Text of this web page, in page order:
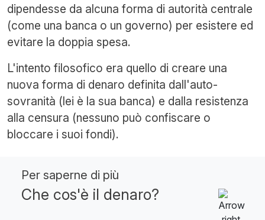
dipendesse da alcuna forma di autorità centrale
(come una banca o un governo) per esistere ed
evitare la doppia spesa.
L'intento filosofico era quello di creare una
nuova forma di denaro definita dall'auto-
sovranità (lei è la sua banca) e dalla resistenza
alla censura (nessuno può confiscare o
bloccare i suoi fondi).
Per saperne di più
Che cos'è il denaro?